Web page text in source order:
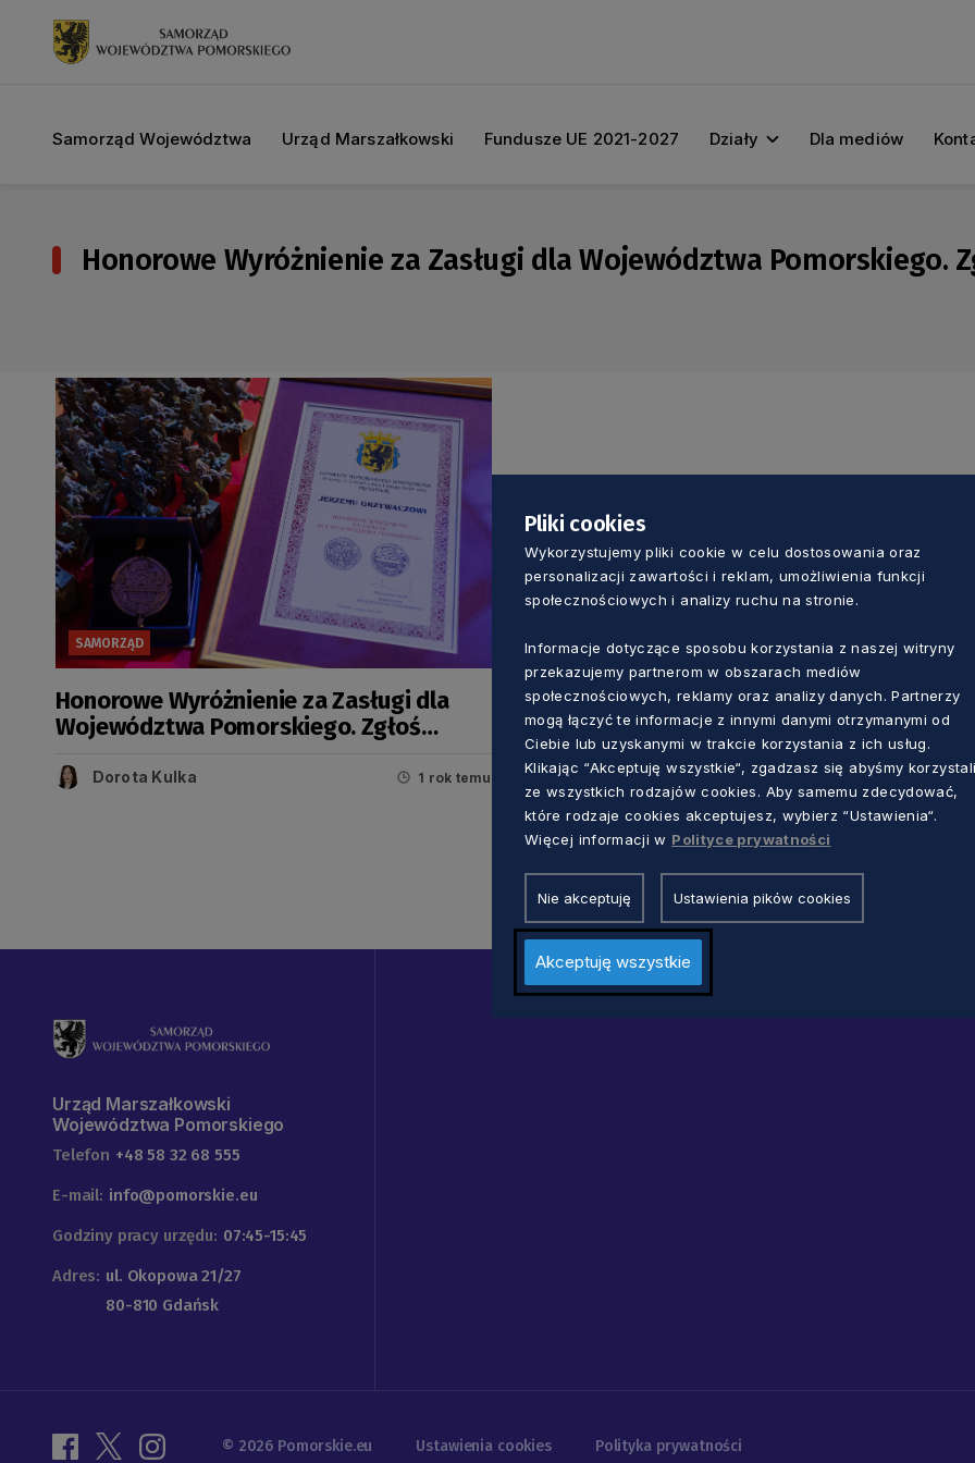
Samorząd Województwa Urząd Marszałkowski Fundusze UE 2021-2027 Działy Dla mediów
Honorowe Wyróżnienie za Zasługi dla Województwa Pomorskiego.
SAMORZĄD
Honorowe Wyróżnienie za Zasługi dla
Województwa Pomorskiego. Zgłoś
Dorota Kulka 1 rok temu
Urząd Marszałkowski
Województwa Pomorskiego
Telefon +48 58 32 68 555
E-mail: info@pomorskie.eu
Godziny pracy urzędu: 07:45-15:45
Adres: ul. Okopowa 21/27
80-810 Gdańsk
© 2026 Pomorskie.eu Ustawienia cookies Polityka prywatności
Pliki cookies
Wykorzystujemy pliki cookie w celu dostosowania oraz
personalizacji zawartości i reklam, umożliwienia funkcji
społecznościowych i analizy ruchu na stronie.
Informacje dotyczące sposobu korzystania z naszej witryny
przekazujemy partnerom w obszarach mediów
społecznościowych, reklamy oraz analizy danych. Partnerzy
mogą łączyć te informacje z innymi danymi otrzymanymi od
Ciebie lub uzyskanymi w trakcie korzystania z ich usług.
Klikając “Akceptuję wszystkie“, zgadzasz się abyśmy
ze wszystkich rodzajów cookies. Aby samemu zdecydować,
które rodzaje cookies akceptujesz, wybierz “Ustawienia“.
Więcej informacji w Polityce prywatności
Nie akceptuję Ustawienia pików cookies
Akceptuję wszystkie